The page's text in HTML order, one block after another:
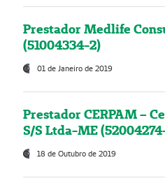
Prestador Medlife
(51004334-2)
01 de Janeiro de 2019
Prestador CERPAM –
S/S Ltda-ME
18 de Outubro de 2019